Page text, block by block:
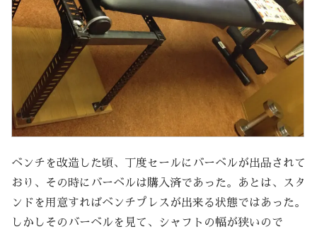
ベンチを改造した頃、丁度セールにバーベルが出品されて
おり、その時にバーベルは購入済であった。あとは、スタ
ンドを用意すればベンチプレスが出来る状態ではあった。
しかしそのバーベルを見て、シャフトの幅が狭いので